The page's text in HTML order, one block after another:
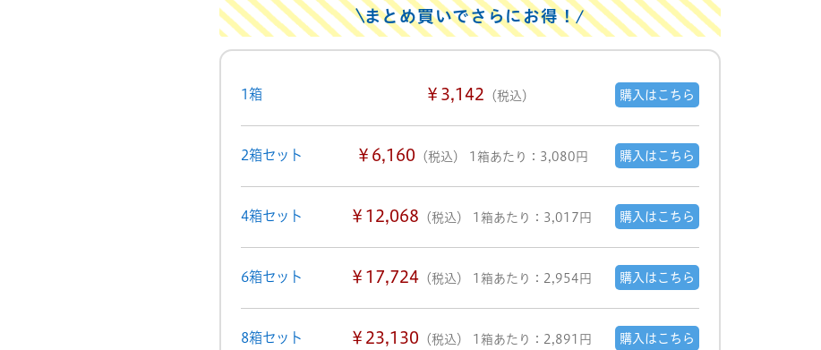
まとめ買いでさらにお得！
1箱 ￥3,142 （税込） 購入はこちら
2箱セット ￥6,160 （税込） 1箱あたり：3,080円 購入はこちら
4箱セット ￥12,068 （税込） 1箱あたり：3,017円 購入はこちら
6箱セット ￥17,724 （税込） 1箱あたり：2,954円 購入はこちら
8箱セット ￥23,130 （税込） 1箱あたり：2,891円 購入はこちら